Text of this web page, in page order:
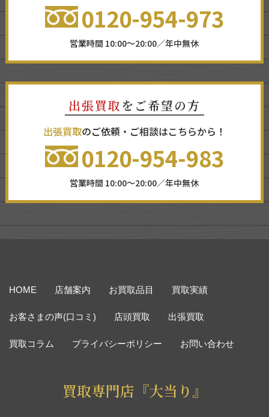
0120-954-973
営業時間 10:00～20:00／年中無休
出張買取 をご希望の方
出張買取のご依頼・ご相談はこちらから！
0120-954-983
営業時間 10:00～20:00／年中無休
HOME 店舗案内 お買取品目 買取実績
お客さまの声(口コミ) 店頭買取 出張買取
買取コラム プライバシーポリシー お問い合わせ
買取専門店『大当り』